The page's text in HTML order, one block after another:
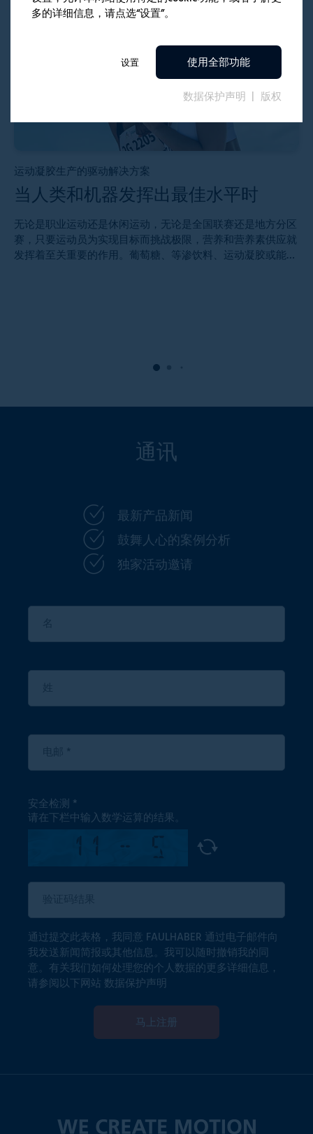
运动凝胶生产的驱动解决方案
当人类和机器发挥出最佳水平时
无论是职业运动还是休闲运动，无论是全国联赛还是地方分区
赛，只要运动员为实现目标而挑战极限，营养和营养素供应就
发挥着至关重要的作用。葡萄糖、等渗饮料、运动凝胶或能量
通讯
最新产品新闻
鼓舞人心的案例分析
独家活动邀请
安全检测
请在下栏中输入数学运算的结果。
通过提交此表格，我同意 FAULHABER 通过电子邮件向
我发送新闻简报或其他信息。我可以随时撤销我的同
意。有关我们如何处理您的个人数据的更多详细信息，
请参阅以下网站 数据保护声明
马上注册
多的详细信息，请点选“设置”。
设置 使用全部功能
数据保护声明 版权